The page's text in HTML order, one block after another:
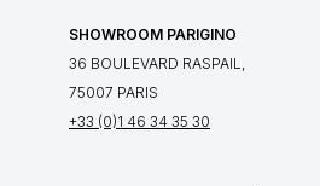
SHOWROOM PARIGINO
36 BOULEVARD RASPAIL,
75007 PARIS
+33 (0)1 46 34 35 30